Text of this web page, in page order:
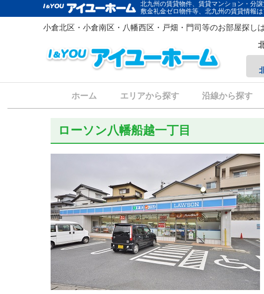
北九州の賃貸物件、賃貸マンション・分
敷金礼金ゼロ物件等、北九州の賃貸情報
小倉北区・小倉南区・八幡西区・戸畑・門司等のお部屋探し
ホーム エリアから探す 沿線から探す
ローソン八幡船越一丁目